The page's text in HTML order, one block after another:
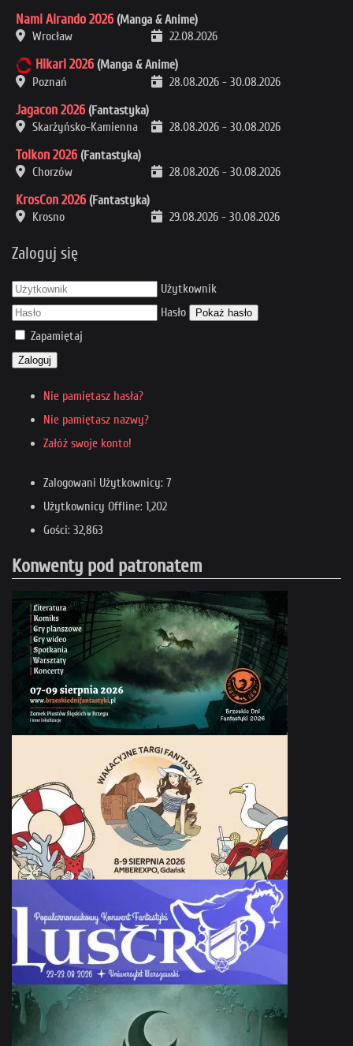
Nami Airando 2026 (Manga & Anime)
Wrocław
22.08.2026
Hikari 2026 (Manga & Anime)
Poznań
28.08.2026 - 30.08.2026
Jagacon 2026 (Fantastyka)
Skarżyńsko-Kamienna
28.08.2026 - 30.08.2026
Tolkon 2026 (Fantastyka)
Chorzów
28.08.2026 - 30.08.2026
KrosCon 2026 (Fantastyka)
Krosno
29.08.2026 - 30.08.2026
Zaloguj się
Użytkownik
Hasło
Pokaż hasło
Zapamiętaj
Zaloguj
Nie pamiętasz hasła?
Nie pamiętasz nazwy?
Załóż swoje konto!
Zalogowani Użytkownicy: 7
Użytkownicy Offline: 1,202
Gości: 32,863
Konwenty pod patronatem